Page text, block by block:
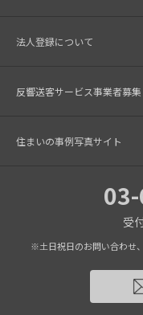
法人登録について
反響送客サービス事業者募集
住まいの事例写真サイト
受
※土日祝日のお問い合わせ